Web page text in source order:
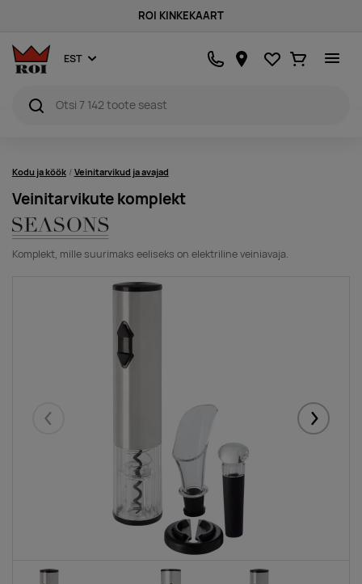
ROI KINKEKAART
EST Lemmikud
Ostukorv
Kodu ja köök Veinitarvikud ja avajad
Veinitarvikute komplekt
Komplekt, mille suurimaks eeliseks on elektriline veiniavaja.
Eelmised